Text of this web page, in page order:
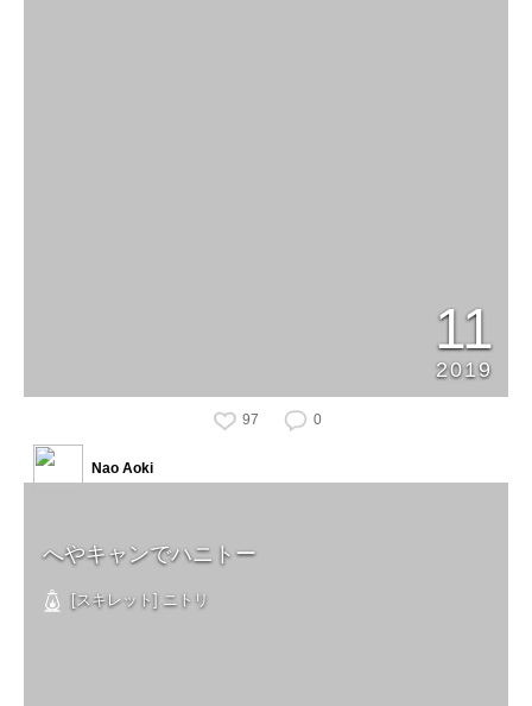
11
2019
97 0
へやキャンでハニトー
[スキレット] ニトリ
Nao Aoki